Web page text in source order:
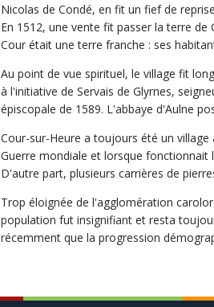
Nicolas de Condé, en fit un fief de
En 1512, une vente fit passer la terre
Cour était une terre franche : ses
Au point de vue spirituel, le village fit
à l'initiative de Servais de Glyrnes,
épiscopale de 1589. L'abbaye d'Aulne
Cour-sur-Heure a toujours été un
Guerre mondiale et lorsque fonctionnait
D'autre part, plusieurs carrières de
Trop éloignée de l'agglomération
population fut insignifiant et resta
récemment que la progression